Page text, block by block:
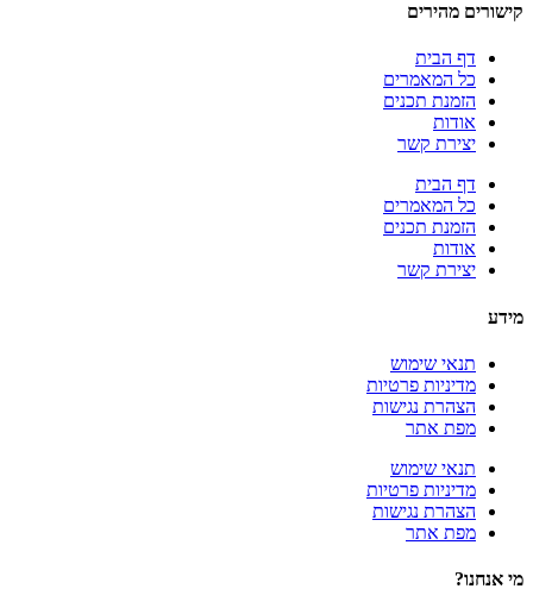
קישורים מהירים
דף הבית
כל המאמרים
הזמנת תכנים
אודות
יצירת קשר
דף הבית
כל המאמרים
הזמנת תכנים
אודות
יצירת קשר
מידע
תנאי שימוש
מדיניות פרטיות
הצהרת נגישות
מפת אתר
תנאי שימוש
מדיניות פרטיות
הצהרת נגישות
מפת אתר
מי אנחנו?